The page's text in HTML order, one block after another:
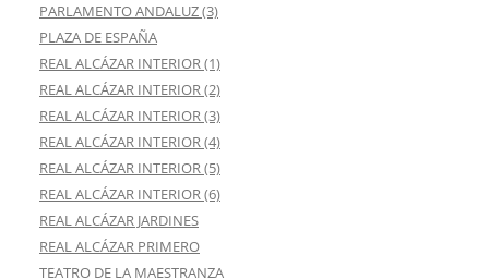
PARLAMENTO ANDALUZ (3)
PLAZA DE ESPAÑA
REAL ALCÁZAR INTERIOR (1)
REAL ALCÁZAR INTERIOR (2)
REAL ALCÁZAR INTERIOR (3)
REAL ALCÁZAR INTERIOR (4)
REAL ALCÁZAR INTERIOR (5)
REAL ALCÁZAR INTERIOR (6)
REAL ALCÁZAR JARDINES
REAL ALCÁZAR PRIMERO
TEATRO DE LA MAESTRANZA